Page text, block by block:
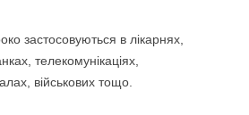
застосовуються в лікарнях,
телекомунікаціях,
військових тощо.